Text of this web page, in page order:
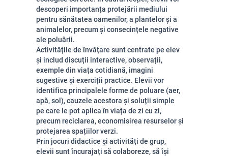
descoperi importanța protejării mediului
pentru sănătatea oamenilor, a plantelor și a
animalelor, precum și consecințele negative
ale poluării.
Activitățile de învățare sunt centrate pe elev
și includ discuții interactive, observații,
exemple din viața cotidiană, imagini
sugestive și exerciții practice. Elevii vor
identifica principalele forme de poluare (aer,
apă, sol), cauzele acestora și soluții simple
pe care le pot aplica în viața de zi cu zi,
precum reciclarea, economisirea resurselor și
protejarea spațiilor verzi.
Prin jocuri didactice și activități de grup,
elevii sunt încurajați să colaboreze, să își